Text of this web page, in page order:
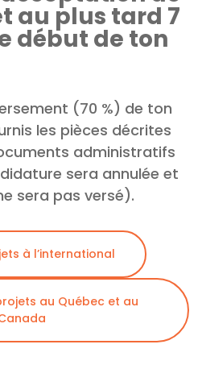
au plus tard 7
début de ton
(70 %) de ton
les pièces décrites
administratifs
sera annulée et
sera pas versé).
à l’international
au Québec et au